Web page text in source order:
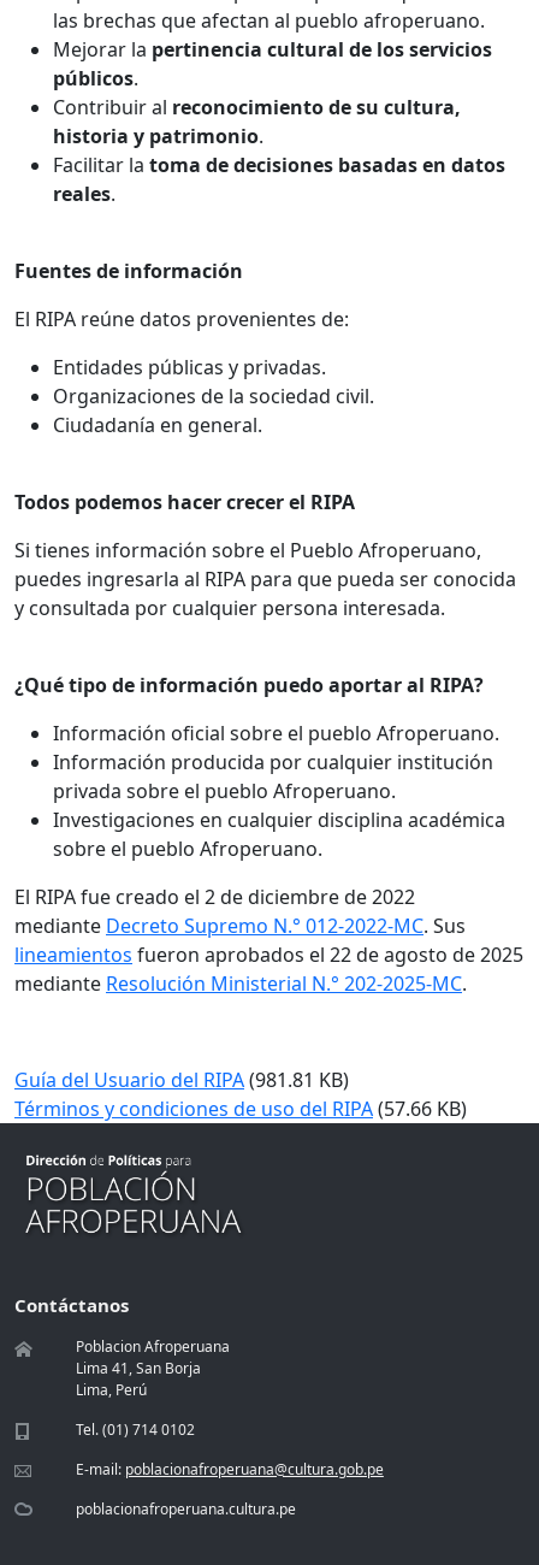
las brechas que afectan al pueblo afroperuano.
Mejorar la pertinencia cultural de los servicios
públicos.
Contribuir al reconocimiento de su cultura,
historia y patrimonio.
Facilitar la toma de decisiones basadas en datos
reales.
Fuentes de información
El RIPA reúne datos provenientes de:
Entidades públicas y privadas.
Organizaciones de la sociedad civil.
Ciudadanía en general.
Todos podemos hacer crecer el RIPA
Si tienes información sobre el Pueblo Afroperuano,
puedes ingresarla al RIPA para que pueda ser conocida
y consultada por cualquier persona interesada.
¿Qué tipo de información puedo aportar al RIPA?
Información oficial sobre el pueblo Afroperuano.
Información producida por cualquier institución
privada sobre el pueblo Afroperuano.
Investigaciones en cualquier disciplina académica
sobre el pueblo Afroperuano.
El RIPA fue creado el 2 de diciembre de 2022
mediante Decreto Supremo N.° 012-2022-MC. Sus
lineamientos fueron aprobados el 22 de agosto de 2025
mediante Resolución Ministerial N.° 202-2025-MC.
Guía del Usuario del RIPA(981.81 KB)
Términos y condiciones de uso del RIPA(57.66 KB)
Contáctanos
Poblacion Afroperuana
Lima 41, San Borja
Lima, Perú
Tel. (01) 714 0102
E-mail: poblacionafroperuana@cultura.gob.pe
poblacionafroperuana.cultura.pe